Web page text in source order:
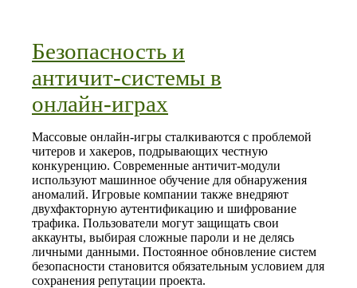
Безопасность и
античит‑системы в
онлайн‑играх
Массовые онлайн‑игры сталкиваются с проблемой
читеров и хакеров, подрывающих честную
конкуренцию. Современные античит‑модули
используют машинное обучение для обнаружения
аномалий. Игровые компании также внедряют
двухфакторную аутентификацию и шифрование
трафика. Пользователи могут защищать свои
аккаунты, выбирая сложные пароли и не делясь
личными данными. Постоянное обновление систем
безопасности становится обязательным условием для
сохранения репутации проекта.